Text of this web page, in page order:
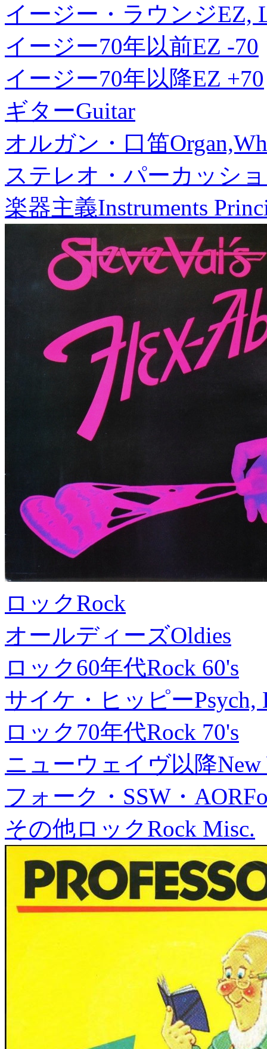
イージー・ラウンジEZ,
イージー70年以前EZ -70
イージー70年以降EZ +70
ギターGuitar
オルガン・口笛
ステレオ・パーカッシ
楽器主義Instruments
ロックRock
オールディーズOldies
ロック60年代Rock 60's
サイケ・ヒッピーPsych,
ロック70年代Rock 70's
ニューウェイヴ以降New
フォーク・SSW・AOR
その他ロックRock Misc.